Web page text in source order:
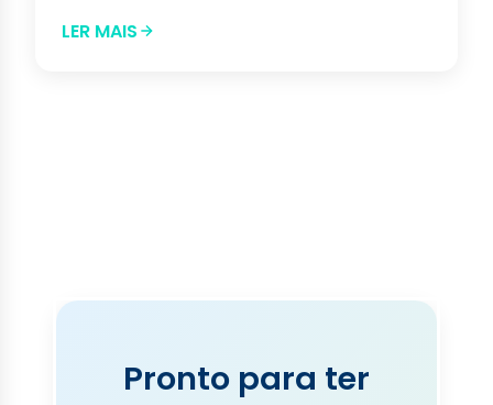
LER MAIS
Pronto para ter